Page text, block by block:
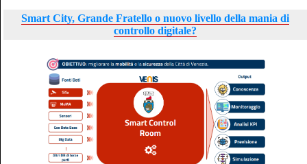
Smart City, Grande Fratello o nuovo livello della mania di
controllo digitale?